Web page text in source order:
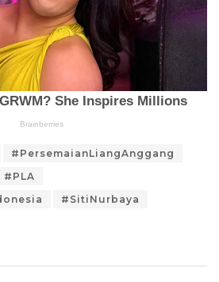
#PersemaianLiangAnggang
#PLA
#SitiNurbaya